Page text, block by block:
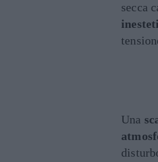
secca
Una